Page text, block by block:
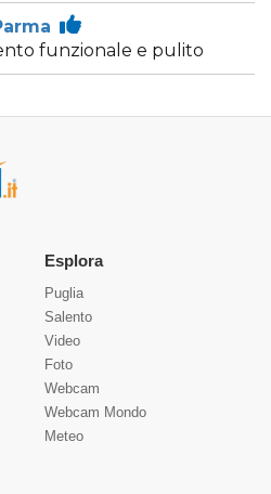
funzionale e pulito
Esplora
Puglia
Salento
Video
Foto
Webcam
Webcam Mondo
Meteo